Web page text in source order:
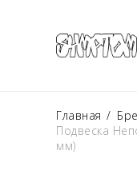
Главная /
Подвеска
мм)